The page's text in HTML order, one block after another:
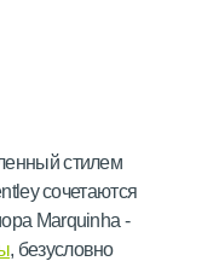
стилем
сочетаются
Marquinha -
, безусловно